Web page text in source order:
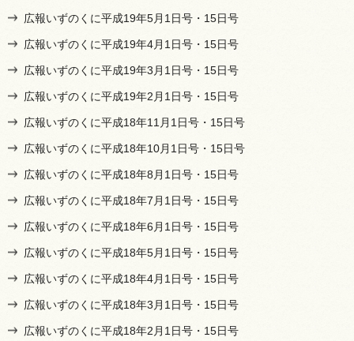
広報いずのくに平成19年5月1日号・15日号
広報いずのくに平成19年4月1日号・15日号
広報いずのくに平成19年3月1日号・15日号
広報いずのくに平成19年2月1日号・15日号
広報いずのくに平成18年11月1日号・15日号
広報いずのくに平成18年10月1日号・15日号
広報いずのくに平成18年8月1日号・15日号
広報いずのくに平成18年7月1日号・15日号
広報いずのくに平成18年6月1日号・15日号
広報いずのくに平成18年5月1日号・15日号
広報いずのくに平成18年4月1日号・15日号
広報いずのくに平成18年3月1日号・15日号
広報いずのくに平成18年2月1日号・15日号